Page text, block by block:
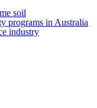
soil
programs in Australia
industry